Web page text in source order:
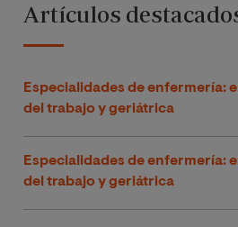
Artículos
Especialidades de enfermería:
del trabajo y geriátrica
Especialidades de enfermería:
del trabajo y geriátrica